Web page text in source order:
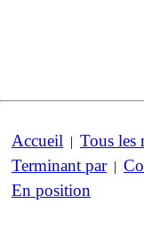
Accueil | Tous les
Terminant par|
En position